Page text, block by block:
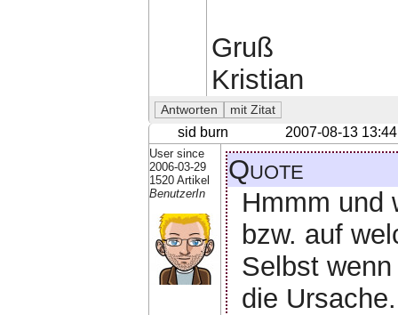
Gruß
Kristian
sid burn 2007-08-13 13:44
User since
2006-03-29
1520 Artikel
BenutzerIn
Quote
Hmmm und
bzw. auf
Selbst
die Ursache.